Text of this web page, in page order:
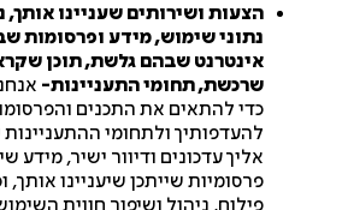
הצעות ושירותים שעניינו אותך,
נתוני שימוש, מידע ופרסומות שבהם
אינטרנט שבהם גלשת, תוכן שקראת,
שרכשת, תחומי התעניינות-אנחנו
כדי להתאים את התכנים והפרסומות
להעדפותיך ולתחומי ההתעניינות שלך,
אליך עדכונים ודיוור ישיר, מידע שיווקי,
פרסומיות שייתכן שיעניינו אותך, וכן
פילוח, ניהול ושיפור חווית השימוש